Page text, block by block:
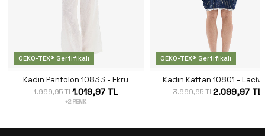
OEKO-TEX® Sertifikalı
Kadın Pantolon 10833 - Ekru
1.999,95 TL1.019,97 TL
+2 RENK
OEKO-TEX® Sertifikalı
Kadın Kaftan 10801 -
3.999,95 TL2.099,97 TL